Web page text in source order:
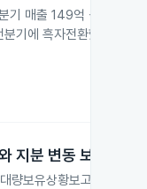
기 매출 149억 원을 기
기에 흑자전환했다고 밝
지분 변동 보고
보유상황보고서에서